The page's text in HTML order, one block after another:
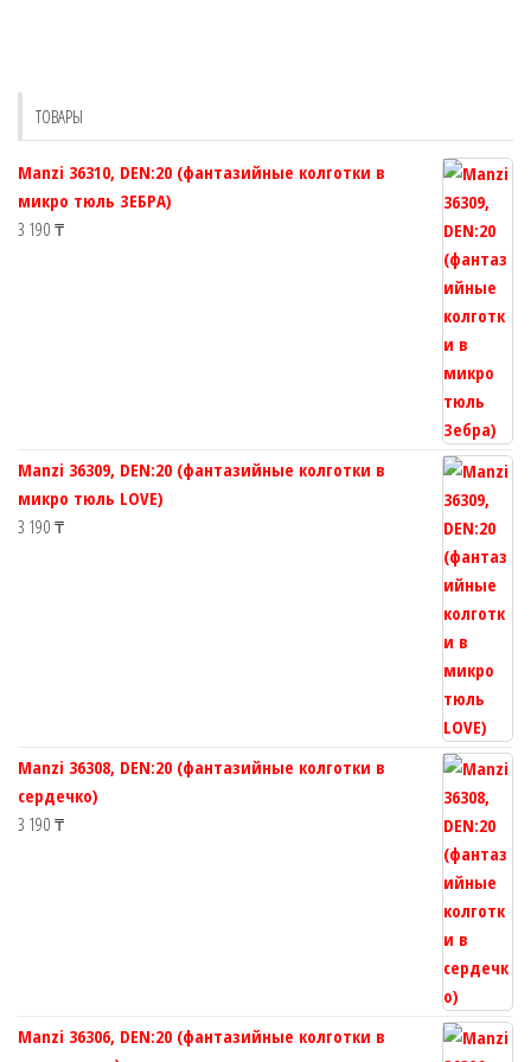
товара.
товара.
ТОВАРЫ
Manzi 36310, DEN:20 (фантазийные колготки в
микро тюль ЗЕБРА)
3 190 ₸
Manzi 36309, DEN:20 (фантазийные колготки в
микро тюль LOVE)
3 190 ₸
Manzi 36308, DEN:20 (фантазийные колготки в
сердечко)
3 190 ₸
Manzi 36306, DEN:20 (фантазийные колготки в